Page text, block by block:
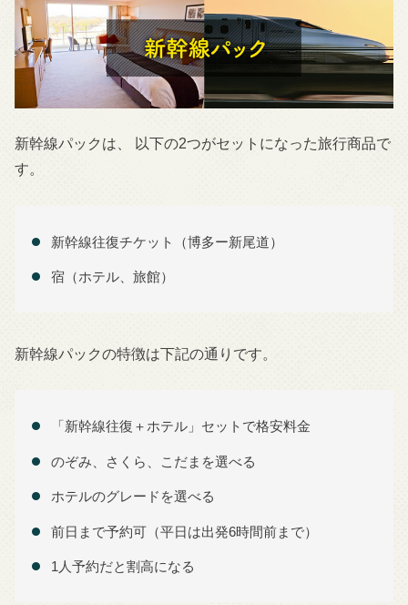
新幹線パックは、 以下の2つがセットになった旅行商品で
す。
新幹線往復チケット（博多ー新尾道）
宿（ホテル、旅館）
新幹線パックの特徴は下記の通りです。
「新幹線往復＋ホテル」セットで格安料金
のぞみ、さくら、こだまを選べる
ホテルのグレードを選べる
前日まで予約可（平日は出発6時間前まで）
1人予約だと割高になる